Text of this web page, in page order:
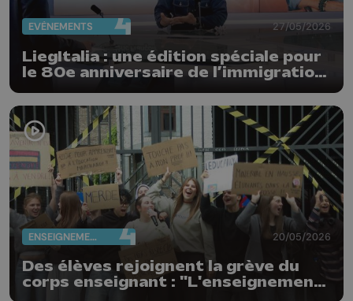
EVÈNEMENTS 27/05/2026
LiegItalia : une édition spéciale pour
le 80e anniversaire de l’immigration
ENSEIGNEMENT 20/05/2026
Des élèves rejoignent la grève du
corps enseignant : "L'enseignement